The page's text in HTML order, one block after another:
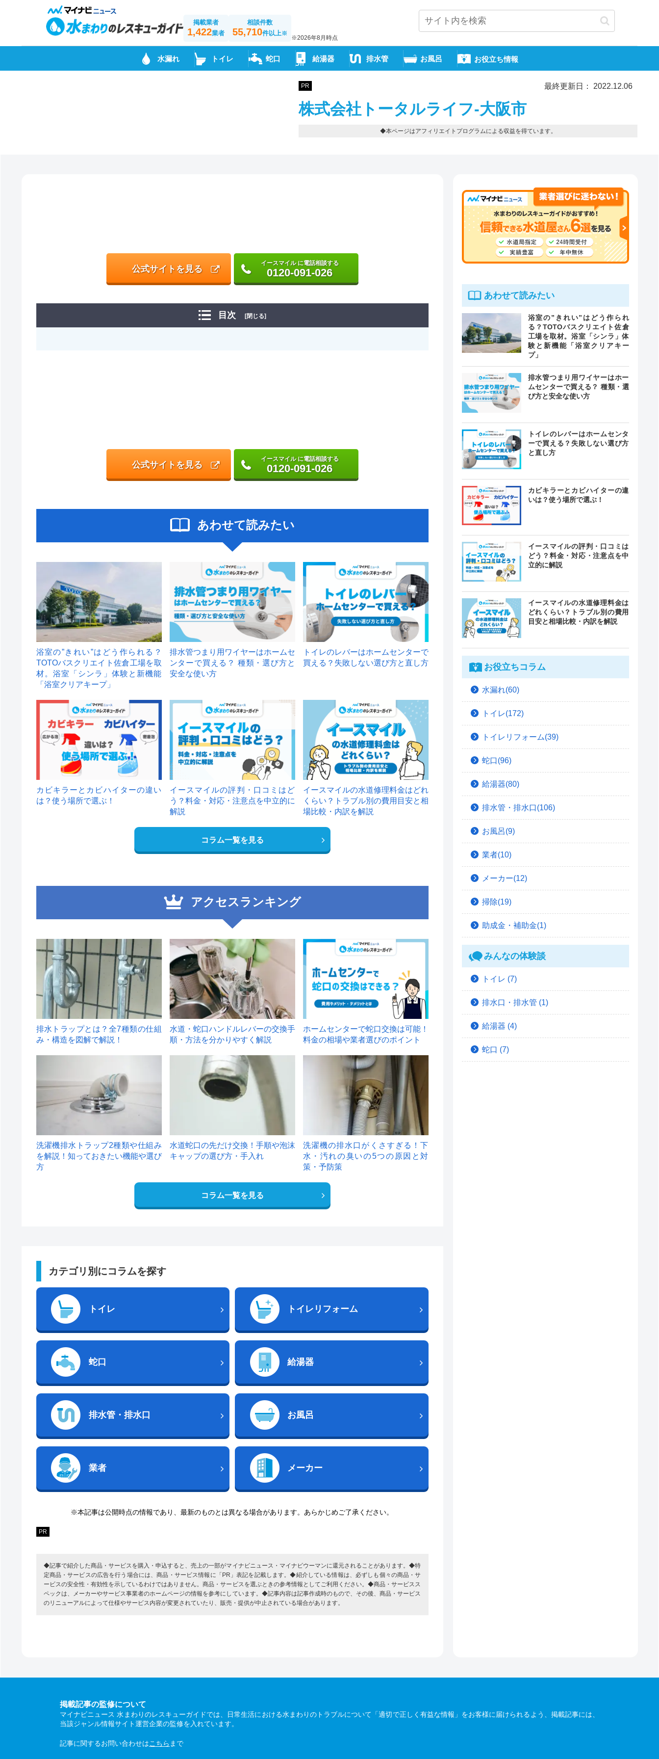
掲載業者
1,422業者
相談件数
55,710件以上※
※2026年8月時点
水漏れ トイレ 蛇口 給湯器 排水管 お風呂 お役立ち情報
PR 最終更新日： 2022.12.06
株式会社トータルライフ-大阪市
◆本ページはアフィリエイトプログラムによる収益を得ています。
公式サイトを見る
イースマイル に電話相談する
0120-091-026
目次 [閉じる]
公式サイトを見る
イースマイル に電話相談する
0120-091-026
あわせて読みたい
浴室の”きれい”はどう作られる？
TOTOバスクリエイト佐倉工場を取
材。浴室「シンラ」体験と新機能
「浴室クリアキープ」
排水管つまり用ワイヤーはホームセ
ンターで買える？ 種類・選び方と
安全な使い方
トイレのレバーはホームセンターで
買える？失敗しない選び方と直し方
カビキラーとカビハイターの違い
は？使う場所で選ぶ！
イースマイルの評判・口コミはど
う？料金・対応・注意点を中立的に
解説
イースマイルの水道修理料金はどれ
くらい？トラブル別の費用目安と相
場比較・内訳を解説
コラム一覧を見る
アクセスランキング
1
排水トラップとは？全7種類の仕組
み・構造を図解で解説！
2
水道・蛇口ハンドルレバーの交換手
順・方法を分かりやすく解説
ホームセンターで蛇口交換は可能！
料金の相場や業者選びのポイント
洗濯機排水トラップ2種類や仕組み
を解説！知っておきたい機能や選び
方
水道蛇口の先だけ交換！手順や泡沫
キャップの選び方・手入れ
洗濯機の排水口がくさすぎる！下
水・汚れの臭いの5つの原因と対
策・予防策
コラム一覧を見る
カテゴリ別にコラムを探す
トイレ トイレリフォーム
蛇口 給湯器
排水管・排水口 お風呂
業者 メーカー
※本記事は公開時点の情報であり、最新のものとは異なる場合があります。あらかじめご了承ください。
PR
◆記事で紹介した商品・サービスを購入・申込すると、売上の一部がマイナビニュース・マイナビウーマンに還元されることがあります。◆特
定商品・サービスの広告を行う場合には、商品・サービス情報に「PR」表記を記載します。◆紹介している情報は、必ずしも個々の商品・サ
ービスの安全性・有効性を示しているわけではありません。商品・サービスを選ぶときの参考情報としてご利用ください。◆商品・サービスス
ペックは、メーカーやサービス事業者のホームページの情報を参考にしています。◆記事内容は記事作成時のもので、その後、商品・サービス
のリニューアルによって仕様やサービス内容が変更されていたり、販売・提供が中止されている場合があります。
あわせて読みたい
浴室の”きれい”はどう作られ
る？TOTOバスクリエイト佐倉
工場を取材。浴室「シンラ」体
験と新機能「浴室クリアキー
プ」
排水管つまり用ワイヤーはホー
ムセンターで買える？ 種類・選
び方と安全な使い方
トイレのレバーはホームセンタ
ーで買える？失敗しない選び方
と直し方
カビキラーとカビハイターの違
いは？使う場所で選ぶ！
イースマイルの評判・口コミは
どう？料金・対応・注意点を中
立的に解説
イースマイルの水道修理料金は
どれくらい？トラブル別の費用
目安と相場比較・内訳を解説
お役立ちコラム
水漏れ(60)
トイレ(172)
トイレリフォーム(39)
蛇口(96)
給湯器(80)
排水管・排水口(106)
お風呂(9)
業者(10)
メーカー(12)
掃除(19)
助成金・補助金(1)
みんなの体験談
トイレ (7)
排水口・排水管 (1)
給湯器 (4)
蛇口 (7)
掲載記事の監修について
マイナビニュース 水まわりのレスキューガイドでは、日常生活における水まわりのトラブルについて「適切で正しく有益な情報」をお客様に届けられるよう、掲載記事には、
当該ジャンル情報サイト運営企業の監修を入れています。
記事に関するお問い合わせはこちら まで